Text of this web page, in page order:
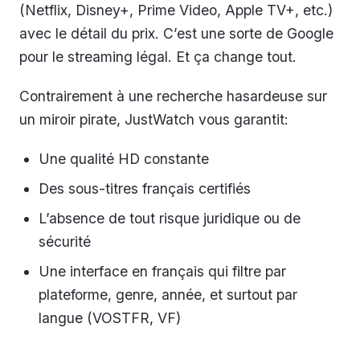
(Netflix, Disney+, Prime Video, Apple TV+, etc.)
avec le détail du prix. C’est une sorte de Google
pour le streaming légal. Et ça change tout.
Contrairement à une recherche hasardeuse sur
un miroir pirate, JustWatch vous garantit:
Une qualité HD constante
Des sous-titres français certifiés
L’absence de tout risque juridique ou de
sécurité
Une interface en français qui filtre par
plateforme, genre, année, et surtout par
langue (VOSTFR, VF)